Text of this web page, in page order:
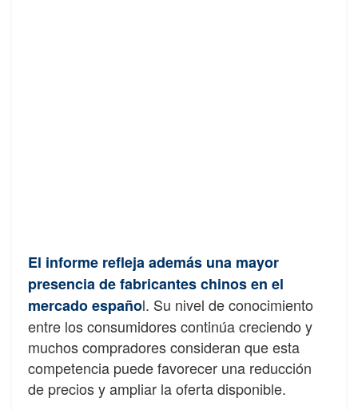
El informe refleja además una mayor
presencia de fabricantes chinos en el
mercado español. Su nivel de conocimiento
entre los consumidores continúa creciendo y
muchos compradores consideran que esta
competencia puede favorecer una reducción
de precios y ampliar la oferta disponible.